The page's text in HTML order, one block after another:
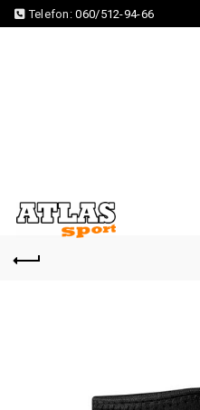
Telefon:060/512-94-66